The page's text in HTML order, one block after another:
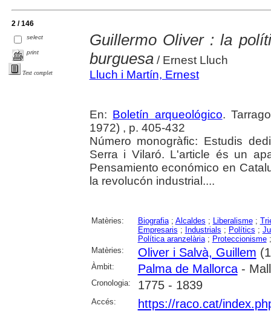
2 / 146
select
print
Text complet
Guillermo Oliver : la
burguesa/ Ernest Lluch
Lluch i Martín, Ernest
En: Boletín arqueológico.
1972) , p. 405-432
Número monogràfic: Estudis
Serra i Vilaró. L'article és un
Pensamiento económico en
la revolucón industrial....
Matèries: Biografia; Alcaldes ; Liberalisme;
Empresaris ; Industrials ; Polítics ;
Política aranzelària; Proteccionisme
Matèries:
Oliver i Salvà, Guillem
Àmbit: Palma de Mallorca-
Cronologia: 1775 - 1839
Accés: https://raco.cat/